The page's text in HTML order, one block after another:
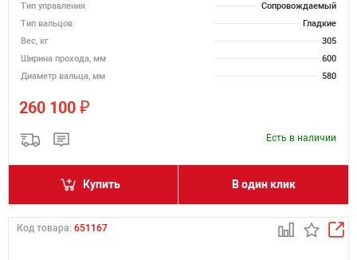
Тип управления
Сопровождаемый
Тип вальцов
Гладкие
Вес, кг
305
Ширина прохода, мм
600
Диаметр вальца, мм
580
260 100 ₽
Есть в наличии
Купить В один клик
Код товара: 651167